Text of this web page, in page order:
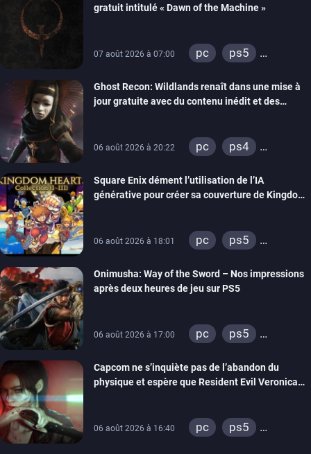
gratuit intitulé « Dawn of the Machine »
07 août 2026 à 07:00 pc
ps5
switch
ps4
xbox one
Ghost Recon: Wildlands renaît dans une mise à
jour gratuite avec du contenu inédit et des
06 août 2026 à 20:22 pc
ps4
Square Enix dément l’utilisation de l’IA
générative pour créer sa couverture de Kingdom
06 août 2026 à 18:01 pc
ps5
switch 2
Onimusha: Way of the Sword – Nos impressions
après deux heures de jeu sur PS5
06 août 2026 à 17:00 pc
ps5
switch 2
Capcom ne s’inquiète pas de l’abandon du
physique et espère que Resident Evil Veronica
06 août 2026 à 16:40 pc
ps5